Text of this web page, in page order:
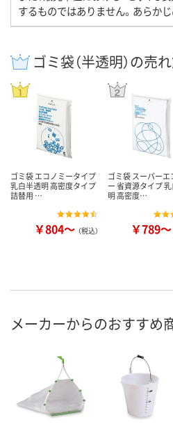
するものではありません。あらかじ
ゴミ袋（半透明）の売
ゴミ袋 エコノミータイプ
乳白半透明 高密度タイプ
詰替用 …
￥804～ （税込）
ゴミ袋 スーパーエ
ー 省資源タイプ
明 高密度…
￥789～
メーカーからのおすすめ